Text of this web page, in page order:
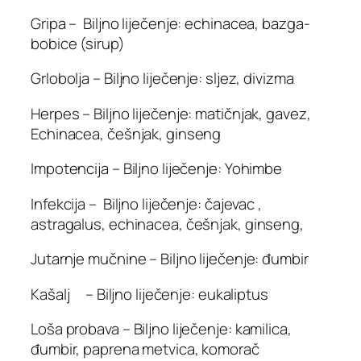
Gripa – Biljno liječenje: echinacea, bazga-
bobice (sirup)
Grlobolja – Biljno liječenje: sljez, divizma
Herpes – Biljno liječenje: matičnjak, gavez,
Echinacea, češnjak, ginseng
Impotencija – Biljno liječenje: Yohimbe
Infekcija – Biljno liječenje: čajevac ,
astragalus, echinacea, češnjak, ginseng,
Jutarnje mučnine – Biljno liječenje: đumbir
Kašalj – Biljno liječenje: eukaliptus
Loša probava – Biljno liječenje: kamilica,
đumbir, paprena metvica, komorač